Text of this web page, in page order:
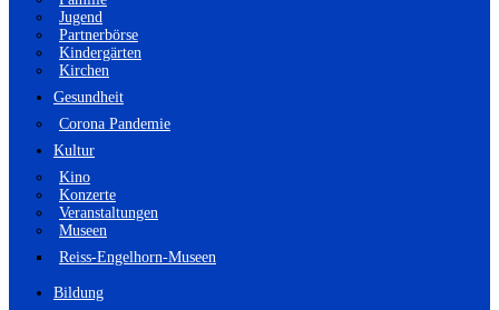
Jugend
Partnerbörse
Kindergärten
Kirchen
Gesundheit
Corona Pandemie
Kultur
Kino
Konzerte
Veranstaltungen
Museen
Reiss-Engelhorn-Museen
Bildung